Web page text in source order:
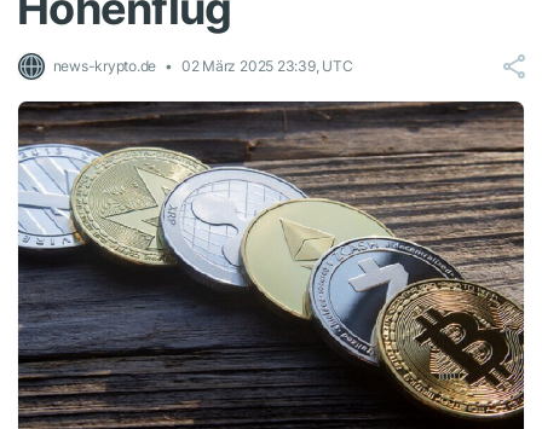
news-krypto.de 02 März 2025 23:39, UTC